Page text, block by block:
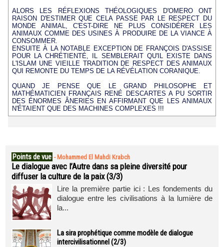
ALORS LES RÉFLEXIONS THÉOLOGIQUES D'OMERO ONT
RAISON D'ESTIMER QUE CELA PASSE PAR LE RESPECT DU
MONDE ANIMAL, C'EST-DIRE NE PLUS CONSIDÉRER LES
ANIMAUX COMME DES USINES À PRODUIRE DE LA VIANCE À
CONSOMMER.
ENSUITE À LA NOTABLE EXCEPTION DE FRANÇOIS D'ASSISE
POUR LA CHRÉTIENTÉ, IL SEMBLERAIT QU'IL EXISTE DANS
L'ISLAM UNE VIEILLE TRADITION DE RESPECT DES ANIMAUX
QUI REMONTE DU TEMPS DE LA RÉVÉLATION CORANIQUE.
QUAND JE PENSE QUE LE GRAND PHILOSOPHE ET
MATHÉMATICIEN FRANÇAIS RENÉ DESCARTES A PU SORTIR
DES ÉNORMES ÂNERIES EN AFFIRMANT QUE LES ANIMAUX
N'ÉTAIENT QUE DES MACHINES COMPLEXES !!!
Points de vue - Mohammed El Mahdi Krabch
Le dialogue avec l’Autre dans sa pleine diversité pour
diffuser la culture de la paix (3/3)
Lire la première partie ici : Les fondements du
dialogue entre les civilisations à la lumière de
la...
La sira prophétique comme modèle de dialogue
intercivilisationnel (2/3)